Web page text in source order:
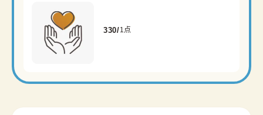
330/1点